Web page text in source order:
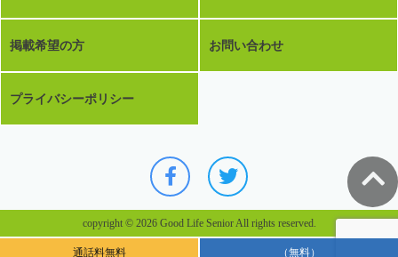
掲載希望の方 お問い合わせ
プライバシーポリシー
copyright © 2026 Good Life Senior All rights reserved.
通話料無料 （無料）